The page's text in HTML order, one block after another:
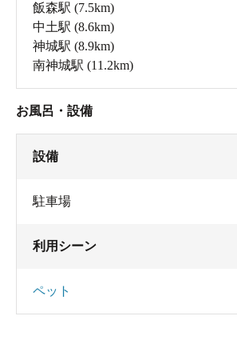
飯森駅 (7.5km)
中土駅 (8.6km)
神城駅 (8.9km)
南神城駅 (11.2km)
お風呂・設備
設備
駐車場
利用シーン
ペット